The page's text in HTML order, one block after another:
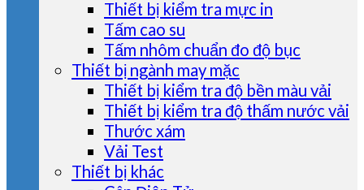
Thiết bị kiểm tra mực in
Tấm cao su
Tấm nhôm chuẩn đo độ bục
Thiết bị ngành may mặc
Thiết bị kiểm tra độ bền màu vải
Thiết bị kiểm tra độ thấm nước vải
Thước xám
Vải Test
Thiết bị khác